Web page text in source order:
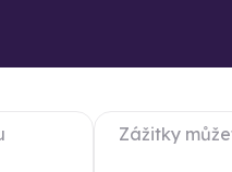
Zážitky